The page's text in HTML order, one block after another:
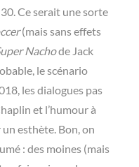
Ce serait une sorte
(mais sans effets
Nachode Jack
le scénario
les dialogues pas
et l’humour à
esthète. Bon, on
: des moines (mais